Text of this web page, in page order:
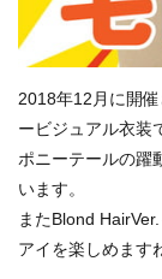
2018年12月に開
ービジュアル衣装
ポニーテールの躍
います。
またBlond
アイを楽しめます